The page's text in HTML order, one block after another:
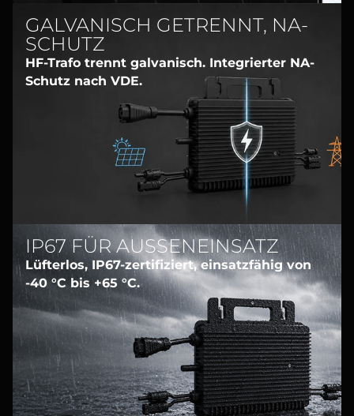
GALVANISCH GETRENNT, NA-
SCHUTZ
HF-Trafo trennt galvanisch. Integrierter NA-
Schutz nach VDE.
IP67 FÜR AUSSENEINSATZ
Lüfterlos, IP67-zertifiziert, einsatzfähig von
-40 °C bis +65 °C.